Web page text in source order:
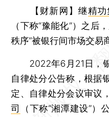
【财新网】继精功
（下称“豫能化”）之后
秩序”被银行间市场交易
2022年6月21日，银
自律处分公告称，根据
定、自律处分会议审议
司
（下称“湘潭建设”